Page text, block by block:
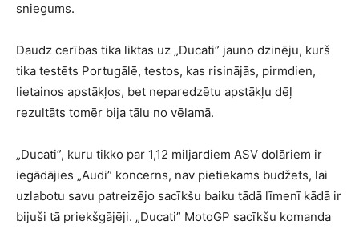
sniegums.
Daudz cerības tika liktas uz „Ducati” jauno dzinēju, kurš
tika testēts Portugālē, testos, kas risinājās, pirmdien,
lietainos apstākļos, bet neparedzētu apstākļu dēļ
rezultāts tomēr bija tālu no vēlamā.
„Ducati”, kuru tikko par 1,12 miljardiem ASV dolāriem ir
iegādājies „Audi” koncerns, nav pietiekams budžets, lai
uzlabotu savu patreizējo sacīkšu baiku tādā līmenī kādā ir
bijuši tā priekšgājēji. „Ducati” MotoGP sacīkšu komanda